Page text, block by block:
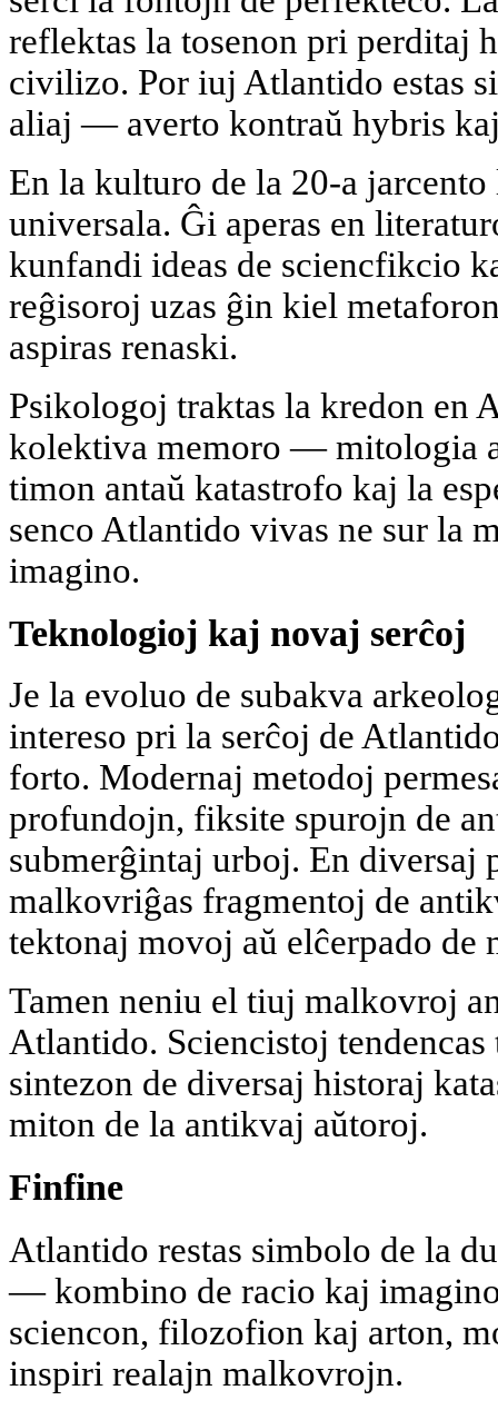
reflektas la tosenon pri perditaj
civilizo. Por iuj Atlantido estas
aliaj — averto kontraŭ hybris
En la kulturo de la 20-a
universala. Ĝi aperas en
kunfandi ideas de sciencfikcio
reĝisoroj uzas ĝin kiel
aspiras renaski.
Psikologoj traktas la kredon en
kolektiva memoro — mitologia
timon antaŭ katastrofo kaj la
senco Atlantido vivas ne sur la
imagino.
Teknologioj kaj novaj serĉoj
Je la evoluo de subakva
intereso pri la serĉoj de
forto. Modernaj metodoj
profundojn, fiksite spurojn de
submerĝintaj urboj. En diversaj
malkovriĝas fragmentoj de
tektonaj movoj aŭ elĉerpado de
Tamen neniu el tiuj malkovroj
Atlantido. Sciencistoj
sintezon de diversaj historaj
miton de la antikvaj aŭtoroj.
Finfine
Atlantido restas simbolo de la
— kombino de racio kaj
sciencon, filozofion kaj arton,
inspiri realajn malkovrojn.